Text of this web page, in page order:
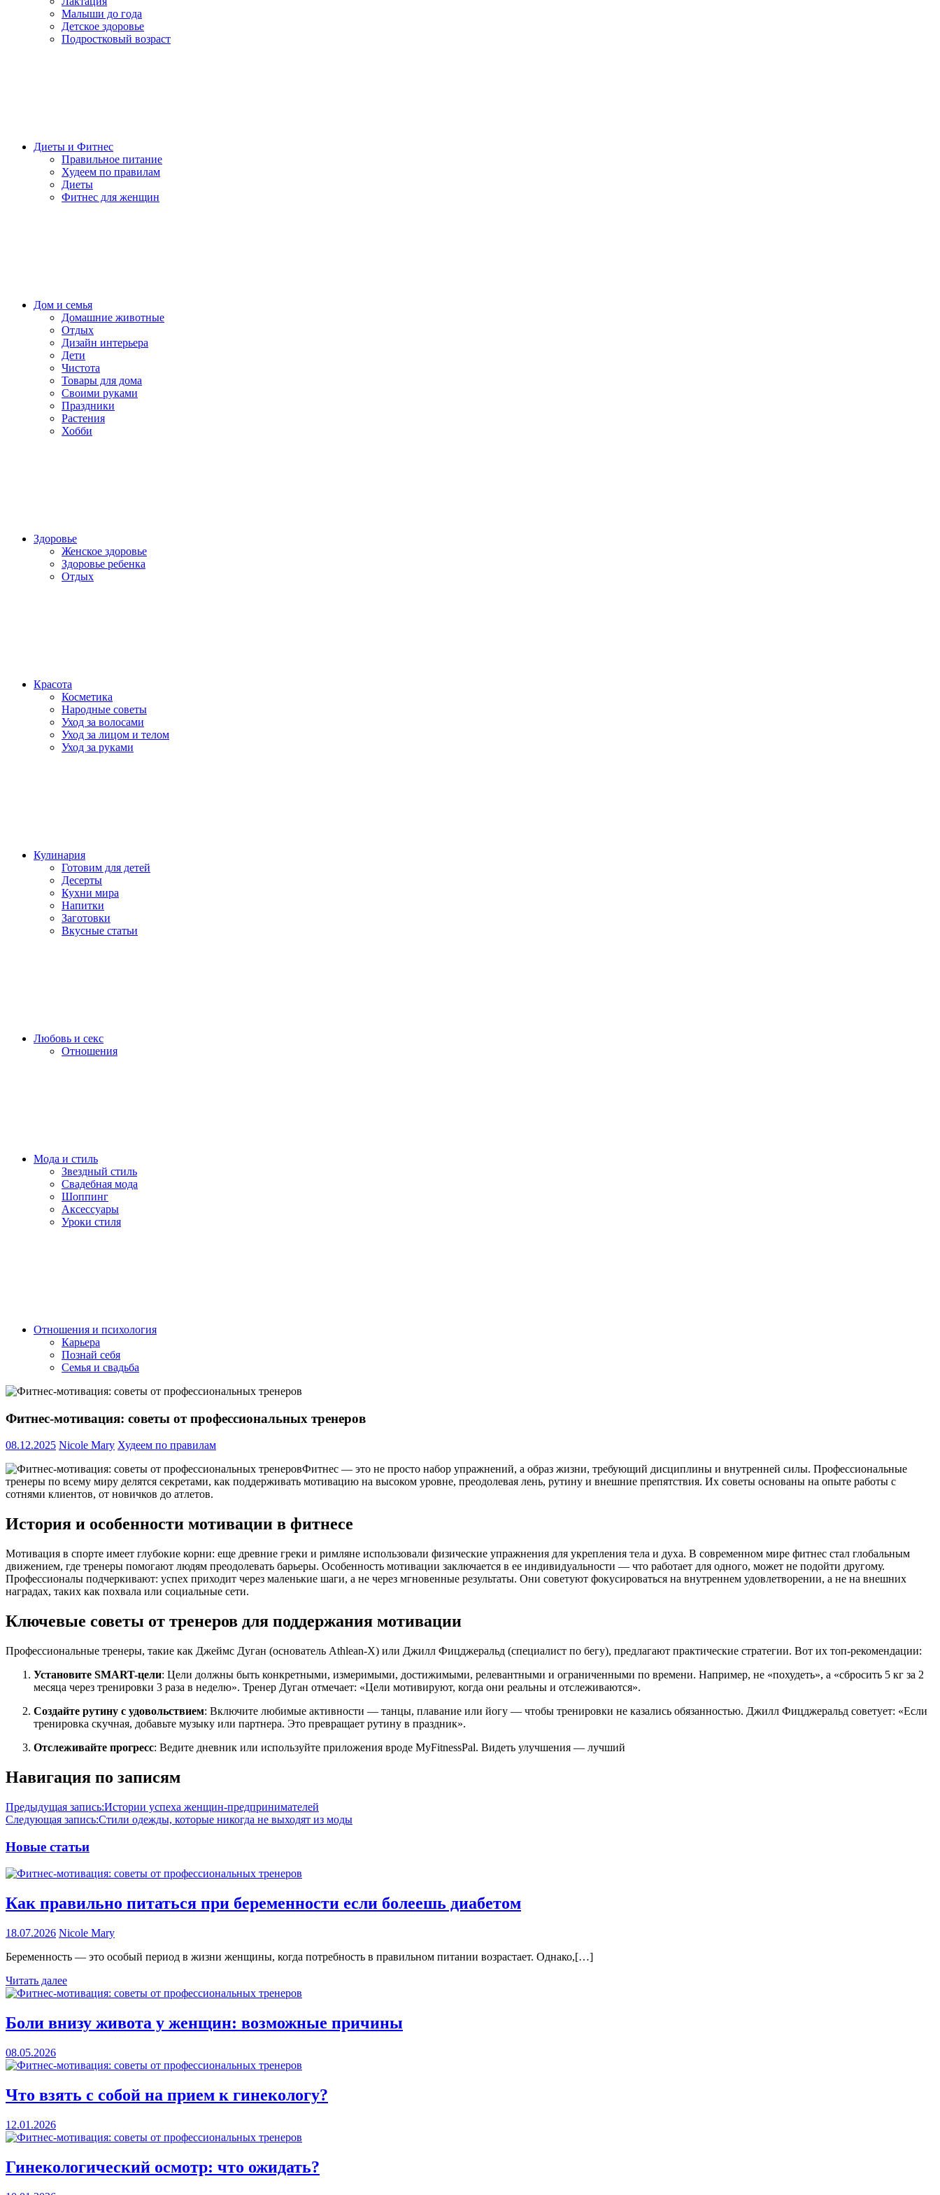
Малыши до года
Детское здоровье
Подростковый возраст
Диеты и Фитнес
Правильное питание
Худеем по правилам
Диеты
Фитнес для женщин
Дом и семья
Домашние животные
Отдых
Дизайн интерьера
Дети
Чистота
Товары для дома
Своими руками
Праздники
Растения
Хобби
Здоровье
Женское здоровье
Здоровье ребенка
Отдых
Красота
Косметика
Народные советы
Уход за волосами
Уход за лицом и телом
Уход за руками
Кулинария
Готовим для детей
Десерты
Кухни мира
Напитки
Заготовки
Вкусные статьи
Любовь и секс
Отношения
Мода и стиль
Звездный стиль
Свадебная мода
Шоппинг
Аксессуары
Уроки стиля
Отношения и психология
Карьера
Познай себя
Семья и свадьба
Фитнес-мотивация: советы от профессиональных тренеров
08.12.2025 Nicole Mary Худеем по правилам
Фитнес — это не просто набор упражнений, а образ жизни, требующий дисциплины и внутренней силы. Профессиональные
тренеры по всему миру делятся секретами, как поддерживать мотивацию на высоком уровне, преодолевая лень, рутину и внешние препятствия. Их советы основаны на опыте работы с
сотнями клиентов, от новичков до атлетов.
История и особенности мотивации в фитнесе
Мотивация в спорте имеет глубокие корни: еще древние греки и римляне использовали физические упражнения для укрепления тела и духа. В современном мире фитнес стал глобальным
движением, где тренеры помогают людям преодолевать барьеры. Особенность мотивации заключается в ее индивидуальности — что работает для одного, может не подойти другому.
Профессионалы подчеркивают: успех приходит через маленькие шаги, а не через мгновенные результаты. Они советуют фокусироваться на внутреннем удовлетворении, а не на внешних
наградах, таких как похвала или социальные сети.
Ключевые советы от тренеров для поддержания мотивации
Профессиональные тренеры, такие как Джеймс Дуган (основатель Athlean-X) или Джилл Фицджеральд (специалист по бегу), предлагают практические стратегии. Вот их топ-рекомендации:
Установите SMART-цели: Цели должны быть конкретными, измеримыми, достижимыми, релевантными и ограниченными по времени. Например, не «похудеть», а «сбросить 5 кг за 2
месяца через тренировки 3 раза в неделю». Тренер Дуган отмечает: «Цели мотивируют, когда они реальны и отслеживаются».
Создайте рутину с удовольствием: Включите любимые активности — танцы, плавание или йогу — чтобы тренировки не казались обязанностью. Джилл Фицджеральд советует: «Если
тренировка скучная, добавьте музыку или партнера. Это превращает рутину в праздник».
Отслеживайте прогресс: Ведите дневник или используйте приложения вроде MyFitnessPal. Видеть улучшения — лучший
Навигация по записям
Предыдущая запись:Истории успеха женщин-предпринимателей
Следующая запись:Стили одежды, которые никогда не выходят из моды
Новые статьи
Как правильно питаться при беременности если болеешь диабетом
18.07.2026 Nicole Mary
Беременность — это особый период в жизни женщины, когда потребность в правильном питании возрастает. Однако,[…]
Читать далее
Боли внизу живота у женщин: возможные причины
08.05.2026
Что взять с собой на прием к гинекологу?
12.01.2026
Гинекологический осмотр: что ожидать?